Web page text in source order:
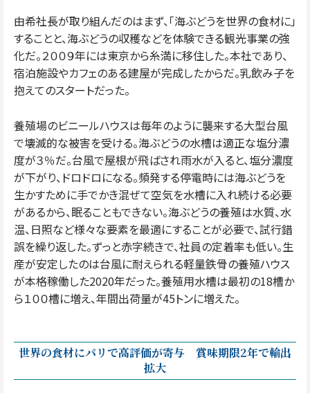
由希社長が取り組んだのはまず、「海ぶどうを世界の食材に」
することと、海ぶどうの収穫などを体験できる観光事業の強
化だ。２００９年には東京から糸満に移住した。本社であり、
宿泊施設やカフェのある建屋が完成したからだ。乳飲み子を
抱えてのスタートだった。
養殖場のビニールハウスは毎年のように襲来する大型台風
で壊滅的な被害を受ける。海ぶどうの水槽は適正な塩分濃
度が３％だ。台風で屋根が飛ばされ雨水が入ると、塩分濃度
が下がり、ドロドロになる。頻発する停電時には海ぶどうを
生かすために手でかき混ぜて空気を水槽に入れ続ける必要
があるから、眠ることもできない。海ぶどうの養殖は水質、水
温、日照など様々な要素を最適にすることが必要で、試行錯
誤を繰り返した。ずっと赤字続きで、社員の定着率も低い。生
産が安定したのは台風に耐えられる軽量鉄骨の養殖ハウス
が本格稼働した2020年だった。養殖用水槽は最初の18槽か
ら１００槽に増え、年間出荷量が45トンに増えた。
世界の食材にパリで高評価が寄与 賞味期限2年で輸出
拡大